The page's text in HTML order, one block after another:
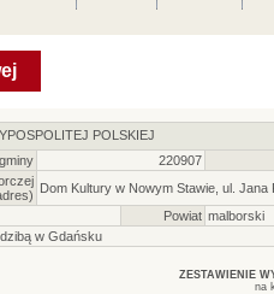
POLSKIEJ
220907
Dom Kultury w Nowym Stawie, ul. Jana
Powiat malborski
w Gdańsku
ZESTAWIENIE
na